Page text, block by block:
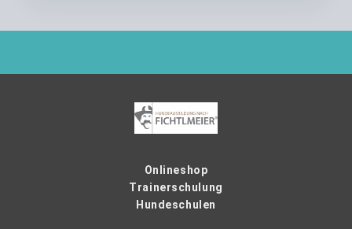
Onlineshop
Trainerschulung
Hundeschulen